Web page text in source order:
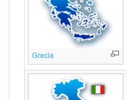
Grecia